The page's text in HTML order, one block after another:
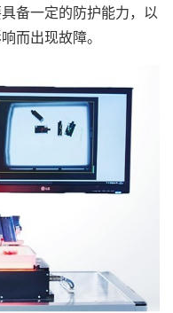
备一定的防护能力，以
而出现故障。